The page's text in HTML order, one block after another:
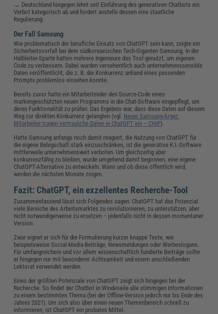
→ Deutschland hingegen lehnt seit Einführung des generativen Chatbots ein
Verbot kategorisch ab und fordert anstelle dessen eine staatliche
Regulierung.
Der Fall Samsung
Wie problematisch der berufliche Einsatz von ChatGPT sein kann, zeigte ein
Sicherheitsvorfall bei dem südkoreanischen Tech-Giganten Samsung. In der
Halbleiter-Sparte hatten mehrere Ingenieure das Tool genutzt, um eigenen
Code zu verbessern. Dabei wurden versehentlich auch unternehmenssensible
Daten veröffentlicht, die z. B. die Konkurrenz anhand eines passenden
Prompts problemlos einsehen konnte.
Bereits zuvor hatte ein Mitarbeitender den Source-Code eines
markengeschützten neuen Programms in die Chat-Software eingepflegt, um
deren Funktionalität zu prüfen. Das Ergebnis war, dass diese Daten auf diesem
Weg zur direkten Konkurrenz gelangten (vgl. Neuer Samsung-Ärger:
Mitarbeiter tragen vertrauliche Daten in ChatGPT ein – CHIP).
Hatte Samsung anfangs noch damit reagiert, die Nutzung von ChatGPT für
die eigene Belegschaft stark einzuschränken, ist die generative K.I.-Software
mittlerweile unternehmensweit verboten. Um gleichzeitig aber
konkurrenzfähig zu bleiben, wurde umgehend damit begonnen, eine eigene
ChatGPT-Alternative zu entwickeln. Wann und ob diese öffentlich wird,
werden die nächsten Monate zeigen.
Fazit: ChatGPT, ein exzellentes Recherche-Tool
Zusammenfassend lässt sich Folgendes sagen: ChatGPT hat das Potenzial
viele Bereiche des Arbeitsmarktes zu revolutionieren, zu unterstützen, aber
nicht notwendigerweise zu ersetzen – jedenfalls nicht in dessen momentaner
Version.
Zwar eignet er sich für die Formulierung kurzer knappe Texte, wie
beispielsweise Social-Media-Beiträge, Newsmeldungen oder Werbeslogans.
Für umfangreichere und vor allem wissenschaftlich fundierte Beiträge sollte
er hingegen nur mit besonderer Achtsamkeit und einem anschließenden
Lektorat verwendet werden.
Eines der größten Potenziale von ChatGPT zeigt sich hingegen bei der
Recherche. So findet der Chatbot in Windeseile alle stimmigen Informationen
zu einem bestimmten Thema (bei der Offline-Version jedoch nur bis Ende des
Jahres 2021). Um sich also über einen neuen Themenbereich schnell zu
informieren, ist ChatGPT ein probates Mittel.